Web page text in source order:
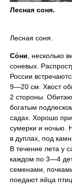
Лесная соня.
Лесная соня.
Со́ни , несколько
соневых.
России
9—20 см. Хвост
2 стороны.
богатым
садах. Хорошо
сумерки и ночью.
в дуплах, под
В течение лета у
каждом по 3—4
семенами,
поедают яйца птиц.